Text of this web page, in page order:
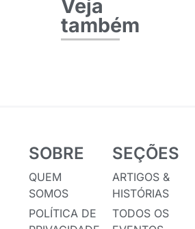
Veja
também
SOBRE
QUEM
SOMOS
POLÍTICA DE
SEÇÕES
ARTIGOS &
HISTÓRIAS
TODOS OS